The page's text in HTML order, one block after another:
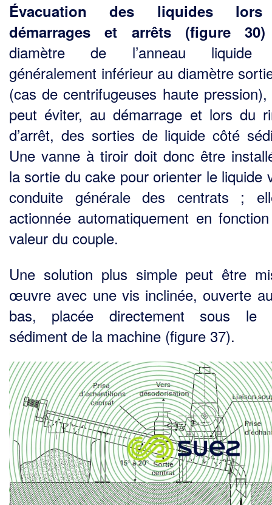
Évacuation des liquides
démarrages et arrêts (figure
diamètre de l’anneau liquide
généralement inférieur au diamètre
(cas de centrifugeuses haute
peut éviter, au démarrage et lors du
d’arrêt, des sorties de liquide côté
Une vanne à tiroir doit donc être
la sortie du cake pour orienter le liquide
conduite générale des centrats ;
action­née automatiquement en
valeur du couple.
Une solution plus simple peut être
œuvre avec une vis inclinée, ouverte
bas, placée direc­tement sous le
sédiment de la machine (figure 37).